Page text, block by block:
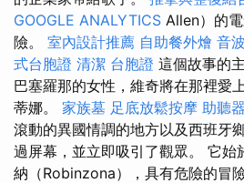
GOOGLE ANALYTICS Allen）的
險。 室內設計推薦 自助餐外燴 音
式台胞證 清潔 台胞證 這個故事的
巴塞羅那的女性，維奇將在那裡愛
蒂娜。 家族墓 足底放鬆按摩 助聽器
滾動的異國情調的地方以及西班牙
過屏幕，並立即吸引了觀眾。 它始
納（Robinzona），具有危險的冒